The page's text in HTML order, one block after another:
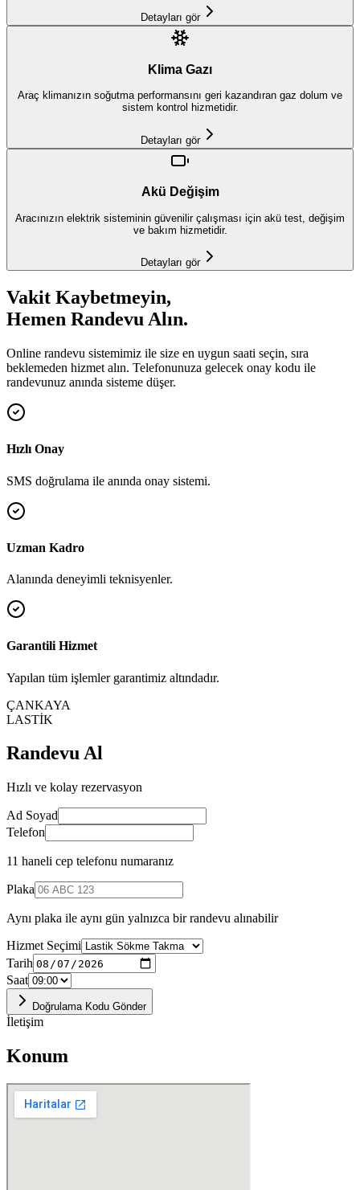
Detayları gör
Klima Gazı
Araç klimanızın soğutma performansını geri kazandıran gaz dolum ve
sistem kontrol hizmetidir.
Detayları gör
Akü Değişim
Aracınızın elektrik sisteminin güvenilir çalışması için akü test, değişim
ve bakım hizmetidir.
Detayları gör
Vakit Kaybetmeyin,
Hemen Randevu Alın.
Online randevu sistemimiz ile size en uygun saati seçin, sıra
beklemeden hizmet alın. Telefonunuza gelecek onay kodu ile
randevunuz anında sisteme düşer.
Hızlı Onay
SMS doğrulama ile anında onay sistemi.
Uzman Kadro
Alanında deneyimli teknisyenler.
Garantili Hizmet
Yapılan tüm işlemler garantimiz altındadır.
ÇANKAYA
LASTİK
Randevu Al
Hızlı ve kolay rezervasyon
Ad Soyad
Telefon
11 haneli cep telefonu numaranız
Plaka
Aynı plaka ile aynı gün yalnızca bir randevu alınabilir
Hizmet Seçimi
Tarih
Saat
Doğrulama Kodu Gönder
İletişim
Konum